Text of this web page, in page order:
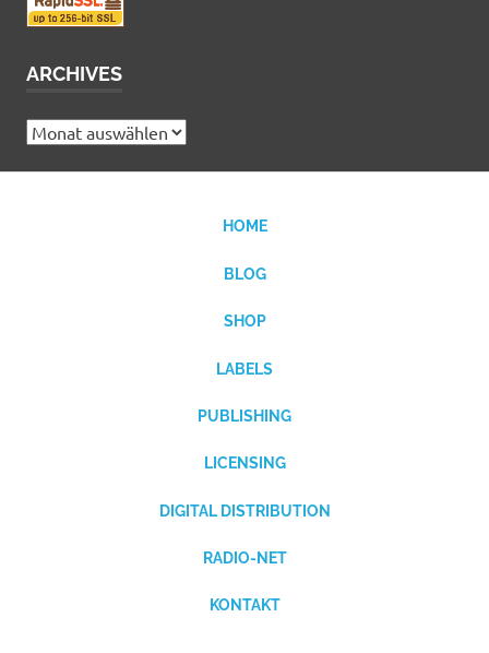
ARCHIVES
Archives
HOME
BLOG
SHOP
LABELS
PUBLISHING
LICENSING
DIGITAL DISTRIBUTION
RADIO-NET
KONTAKT